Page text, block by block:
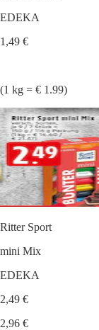
EDEKA
1,49 €
(1 kg = € 1.99)
Ritter Sport
mini Mix
EDEKA
2,49 €
2,96 €